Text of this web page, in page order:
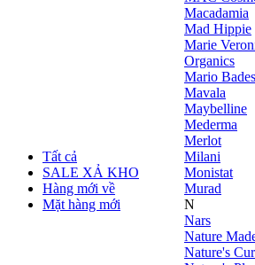
Tất cả
SALE XẢ KHO
Hàng mới về
Mặt hàng mới
Macadamia
Mad Hippie
Marie
Organics
Mario
Mavala
Maybelline
Mederma
Merlot
Milani
Monistat
Murad
N
Nars
Nature
Nature's